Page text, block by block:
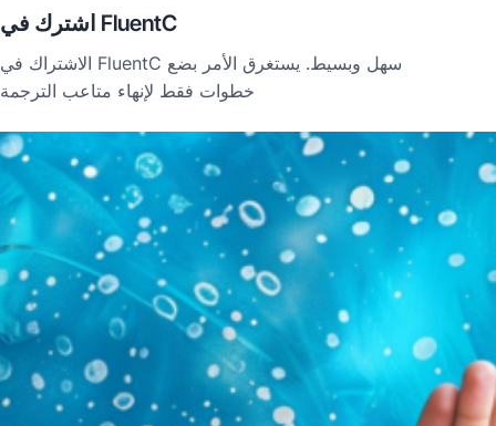
اشترك في FluentC
الاشتراك في FluentC سهل وبسيط. يستغرق الأمر بضع
خطوات فقط لإنهاء متاعب الترجمة